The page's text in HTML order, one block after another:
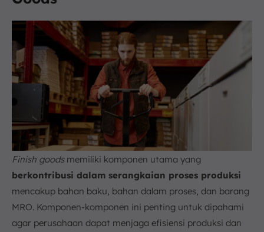
Finish goodsmemiliki komponen utama yang
berkontribusi dalam serangkaian proses produksi
mencakup bahan baku, bahan dalam proses, dan barang
MRO. Komponen-komponen ini penting untuk dipahami
agar perusahaan dapat menjaga efisiensi produksi dan